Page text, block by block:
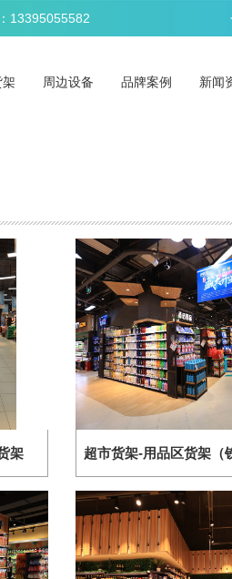
13395055582
周边设备 品牌案例 新闻
架 超市货架-用品区货架（